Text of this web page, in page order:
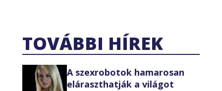
TOVÁBBI HÍREK
A szexrobotok hamarosan
eláraszthatják a világot